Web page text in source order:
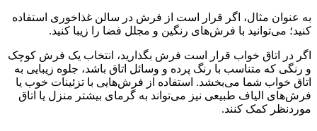
به عنوان مثال، اگر قرار است از فرش در سالن غذاخوری استفاده
کنید؛ می‌توانید با فرش‌های رنگین و مجلل فضا را زیبا کنید.
اگر در اتاق خواب قرار است فرش بگذارید، انتخاب یک فرش کوچک
و رنگی که متناسب با رنگ پرده و وسائل اتاق باشد، جلوه زیبایی به
اتاق خواب شما می‌بخشد. استفاده از فرش‌هایی با تزئینات خوب یا
فرش‌های الیاف طبیعی نیز می‌تواند به گرمای بیشتر منزل یا اتاق
موردنظر کمک کنند.